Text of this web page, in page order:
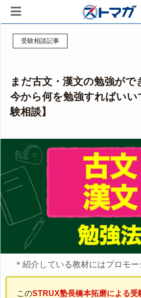
受験相談記事
まだ古文・漢文の勉強がで
今から何を勉強すればいい
験相談】
＊紹介している教材にはプロモ
このSTRUX塾長橋本拓磨による受